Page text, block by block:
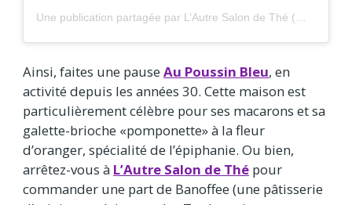
Ainsi, faites une pause Au Poussin Bleu, en
activité depuis les années 30. Cette maison est
particulièrement célèbre pour ses macarons et sa
galette-brioche «pomponette» à la fleur
d’oranger, spécialité de l’épiphanie. Ou bien,
arrêtez-vous à L’Autre Salon de Thé pour
commander une part de Banoffee (une pâtisserie